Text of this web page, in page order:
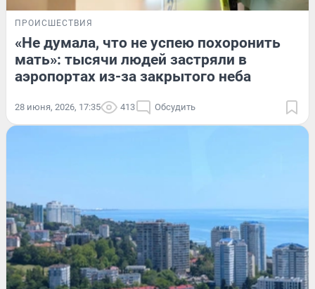
ПРОИСШЕСТВИЯ
«Не думала, что не успею похоронить
мать»: тысячи людей застряли в
аэропортах из-за закрытого неба
28 июня, 2026, 17:35 413 Обсудить